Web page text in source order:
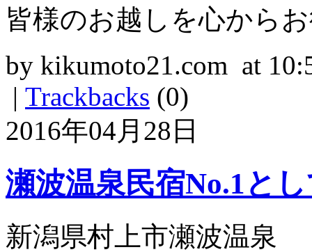
皆様のお越しを心から
by kikumoto21.com at
| Trackbacks (0)
2016年04月28日
瀬波温泉民宿No.1と
新潟県村上市瀬波温泉